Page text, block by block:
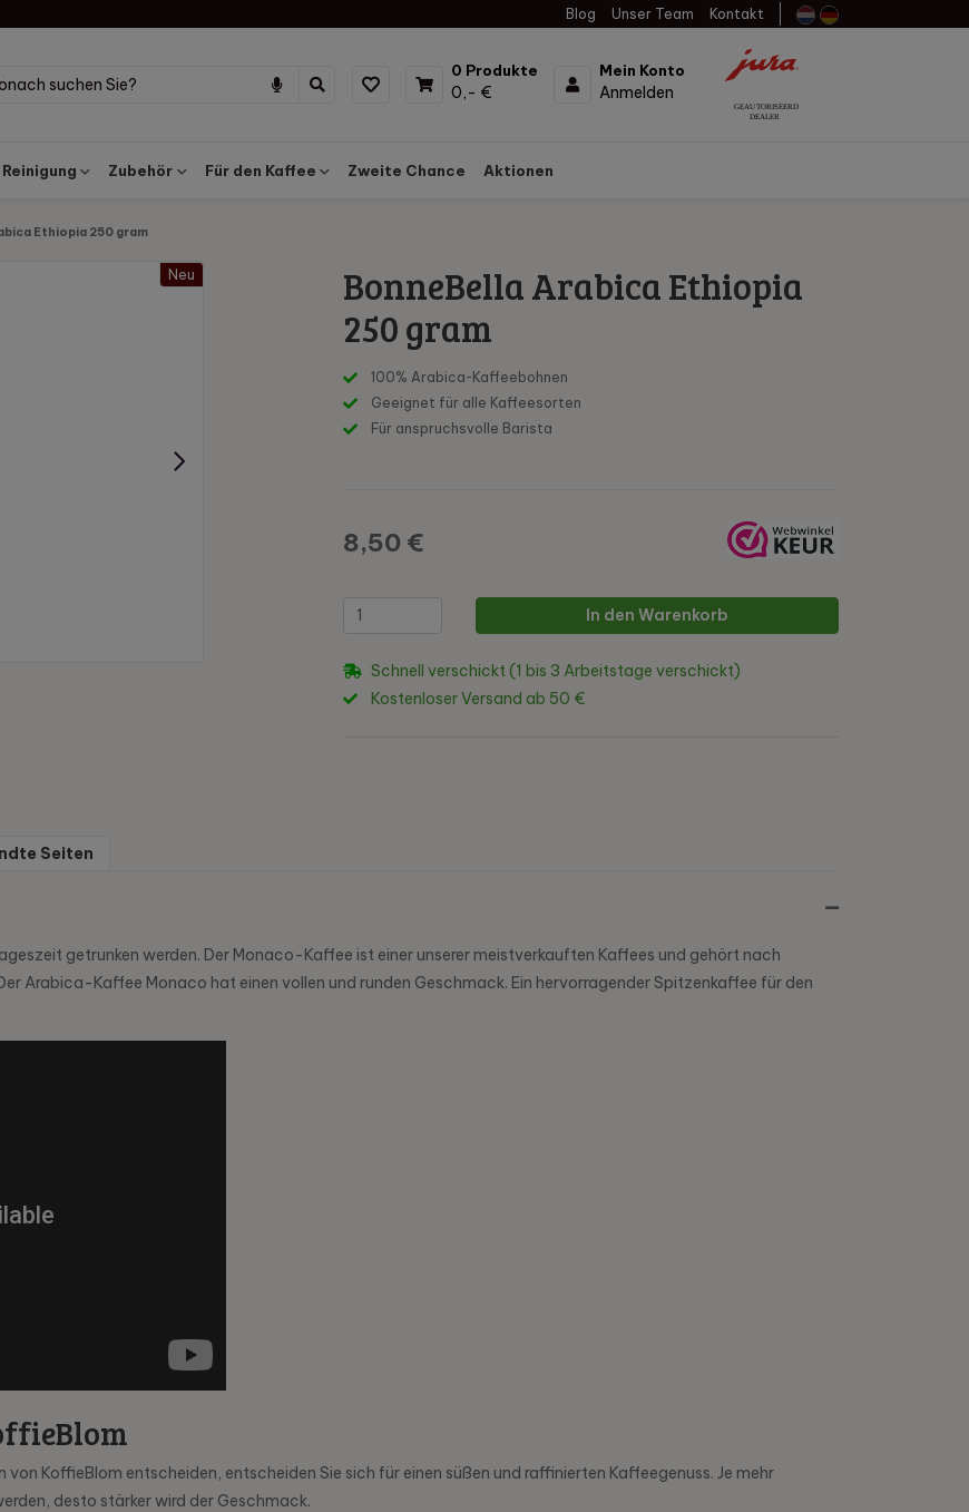
Blog Unser Team Kontakt
0 Produkte
0,- €
Mein Konto
Anmelden
Zubehör Für den Kaffee Zweite Chance Aktionen
Ethiopia 250 gram
BonneBella Arabica Ethiopia
250 gram
100% Arabica-Kaffeebohnen
Geeignet für alle Kaffeesorten
Für anspruchsvolle Barista
8,50 €
In den Warenkorb
Schnell verschickt (1 bis 3 Arbeitstage verschickt)
Kostenloser Versand ab 50 €
Neu
Seiten
getrunken werden. Der Monaco-Kaffee ist einer unserer meistverkauften Kaffees und gehört nach
Arabica-Kaffee Monaco hat einen vollen und runden Geschmack. Ein hervorragender Spitzenkaffee für den
KoffieBlom entscheiden, entscheiden Sie sich für einen süßen und raffinierten Kaffeegenuss. Je mehr
desto stärker wird der Geschmack.